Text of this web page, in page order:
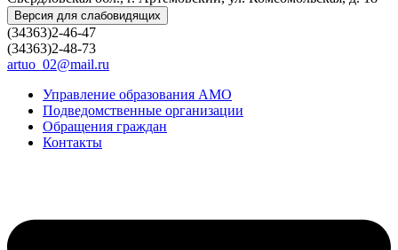
Версия для слабовидящих
(34363)2-46-47
(34363)2-48-73
artuo_02@mail.ru
Управление образования АМО
Подведомственные организации
Обращения граждан
Контакты